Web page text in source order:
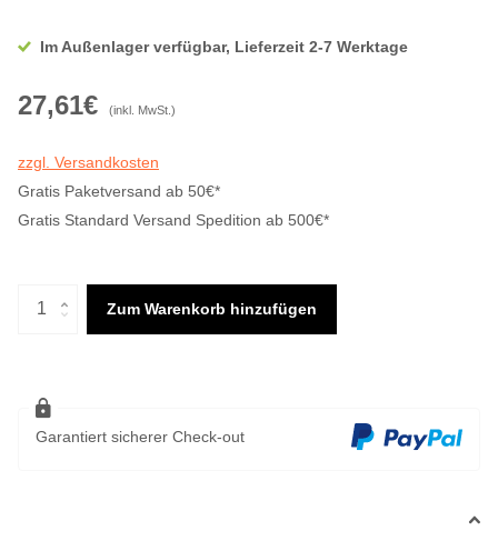
Im Außenlager verfügbar, Lieferzeit 2-7 Werktage
27,61€ (inkl. MwSt.)
zzgl. Versandkosten
Gratis Paketversand ab 50€*
Gratis Standard Versand Spedition ab 500€*
Zum Warenkorb hinzufügen
Garantiert sicherer Check-out